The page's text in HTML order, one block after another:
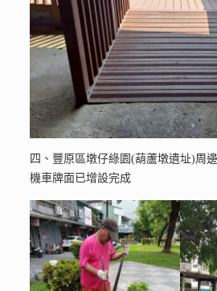
四、豐原區墩仔綠園(葫蘆墩遺址)周
機車牌面已增設完成